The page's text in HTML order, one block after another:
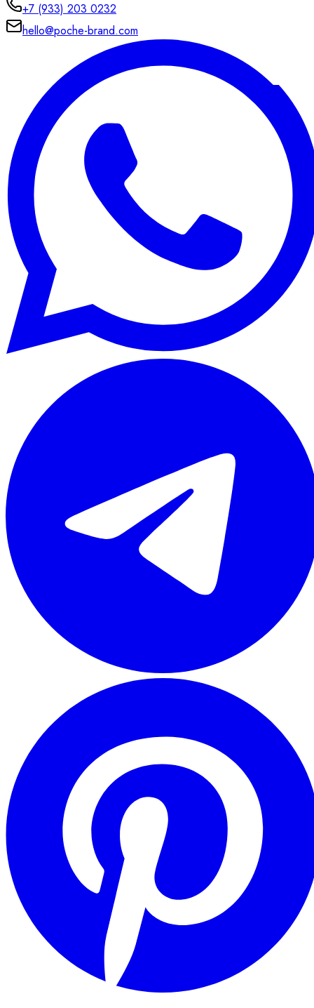
+7 (933) 203 0232
hello@poche-brand.com